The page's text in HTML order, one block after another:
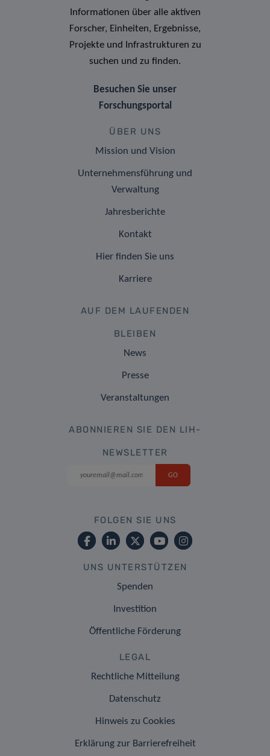
Informationen über alle aktiven
Forscher, Einheiten, Ergebnisse,
Projekte und Infrastrukturen zu
suchen und zu finden.
Besuchen Sie unser
Forschungsportal
ÜBER UNS
Mission und Vision
Unternehmensführung und
Verwaltung
Jahresberichte
Kontakt
Hier finden Sie uns
Karriere
AUF DEM LAUFENDEN
BLEIBEN
News
Presse
Veranstaltungen
ABONNIEREN SIE DEN LIH-
NEWSLETTER
FOLGEN SIE UNS
UNS UNTERSTÜTZEN
Spenden
Investition
Öffentliche Förderung
LEGAL
Rechtliche Mitteilung
Datenschutz
Hinweis zu Cookies
Erklärung zur Barrierefreiheit